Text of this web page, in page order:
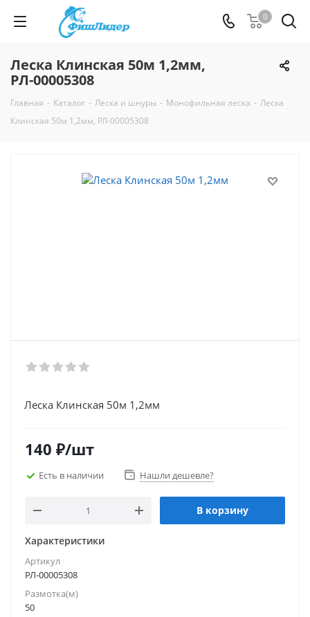
0
Леска Клинская 50м 1,2мм,
РЛ-00005308
Главная - Каталог - Леска и шнуры - Монофильная леска - Леска
Клинская 50м 1,2мм, РЛ-00005308
Леска Клинская 50м 1,2мм
140 ₽/шт
Есть в наличии Нашли дешевле?
В корзину
Характеристики
Артикул
РЛ-00005308
Размотка(м)
50